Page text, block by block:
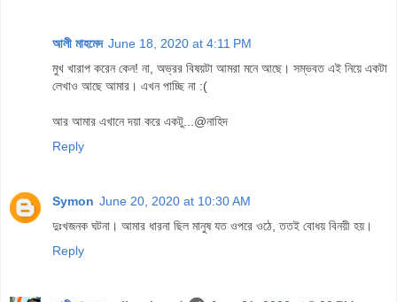
আলী মাহমেদ June 18, 2020 at 4:11 PM
মুখ খারাপ করেন কেন! না, অভ্রর বিষয়টা আমরা মনে আছে। সম্ভবত এই নিয়ে একটা
লেখাও আছে আমার। এখন পাচ্ছি না :(
আর আমার এখানে দয়া করে একটু...@নাহিদ
Reply
Symon June 20, 2020 at 10:30 AM
দুঃখজনক ঘটনা। আমার ধারনা ছিল মানুষ যত ওপরে ওঠে, ততই বোধয় বিনয়ী হয়।
Reply